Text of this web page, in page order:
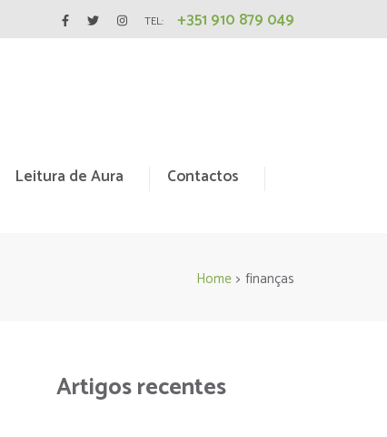
TEL: +351 910 879 049
Leitura de Aura Contactos
Home > finanças
Artigos recentes